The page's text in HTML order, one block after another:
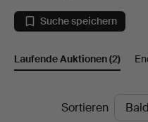
Stockholms
Auktionsverk
Suche speichern
Laufende Auktionen(2)
LaufendeSortieren